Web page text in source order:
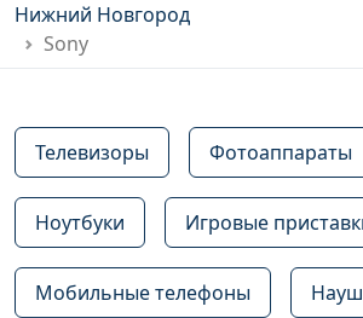
Нижний Новгород
Sony
Телевизоры Фотоаппараты
Ноутбуки Игровые
Мобильные телефоны